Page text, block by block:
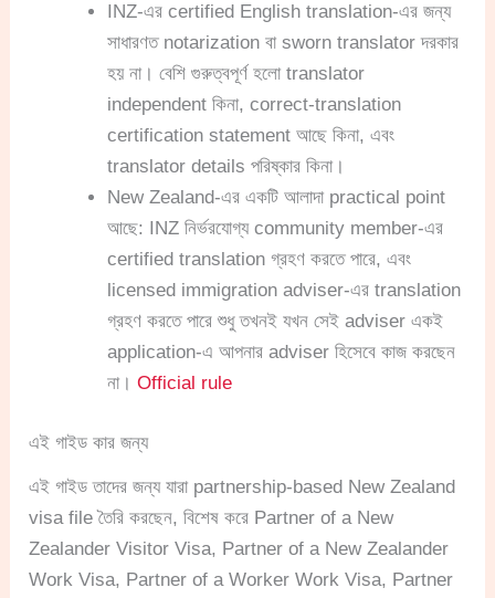
INZ-এর certified English translation-এর জন্য
সাধারণত notarization বা sworn translator দরকার
হয় না। বেশি গুরুত্বপূর্ণ হলো translator
independent কিনা, correct-translation
certification statement আছে কিনা, এবং
translator details পরিষ্কার কিনা।
New Zealand-এর একটি আলাদা practical point
আছে: INZ নির্ভরযোগ্য community member-এর
certified translation গ্রহণ করতে পারে, এবং
licensed immigration adviser-এর translation
গ্রহণ করতে পারে শুধু তখনই যখন সেই adviser একই
application-এ আপনার adviser হিসেবে কাজ করছেন
না।Official rule
এই গাইড কার জন্য
এই গাইড তাদের জন্য যারা partnership-based New Zealand
visa file তৈরি করছেন, বিশেষ করে Partner of a New
Zealander Visitor Visa, Partner of a New Zealander
Work Visa, Partner of a Worker Work Visa, Partner